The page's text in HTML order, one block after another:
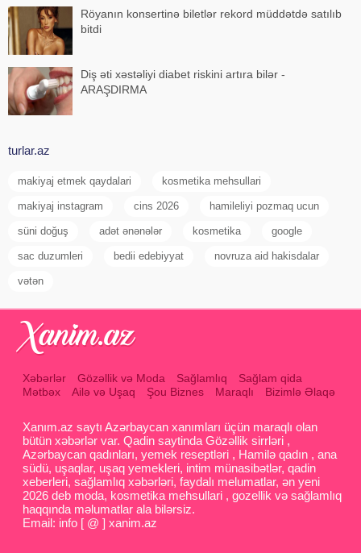
Röyanın konsertinə biletlər rekord müddətdə satılıb
bitdi
Diş əti xəstəliyi diabet riskini artıra bilər -
ARAŞDIRMA
turlar.az
makiyaj etmek qaydalari kosmetika mehsullari
makiyaj instagram cins 2026 hamileliyi pozmaq ucun
süni doğuş adət ənənələr kosmetika google
sac duzumleri bedii edebiyyat novruza aid hakisdalar
vətən
Xəbərlər Gözəllik və Moda Sağlamlıq
Sağlam qida
Mətbəx
Ailə və Uşaq Şou Biznes Maraqlı Bizimlə Əlaqə
Xanım.az saytı Azərbaycan xanımları üçün maraqlı olan
bütün xəbərlər var. Qadin saytinda Gözəllik sirrləri ,
Azərbaycan qadınları, yemek reseptləri , Hamilə qadın , ana
südü, uşaqlar, uşaq yemekleri, intim münasibətlər, qadin
xeberleri, sağlamlıq xəbərləri, faydalı melumatlar, ən yeni
2026 deb moda, kosmetika mehsullari , gozellik və sağlamlıq
haqqında məlumatlar ala bilərsiz.
Email: info [ @ ] xanim.az